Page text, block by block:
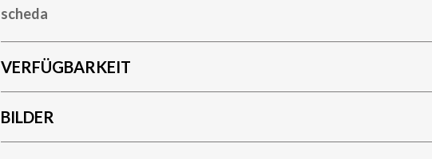
scheda
VERFÜGBARKEIT
BILDER